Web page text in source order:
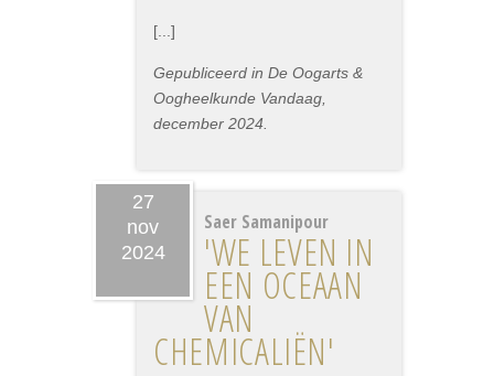
[...]
Gepubliceerd in De Oogarts &
Oogheelkunde Vandaag,
december 2024.
27
nov
2024
Saer Samanipour
'WE LEVEN IN
EEN OCEAAN
VAN
CHEMICALIËN'